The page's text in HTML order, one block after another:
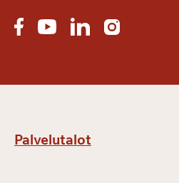
Palvelutalot